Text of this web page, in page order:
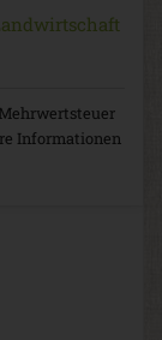
Informationen